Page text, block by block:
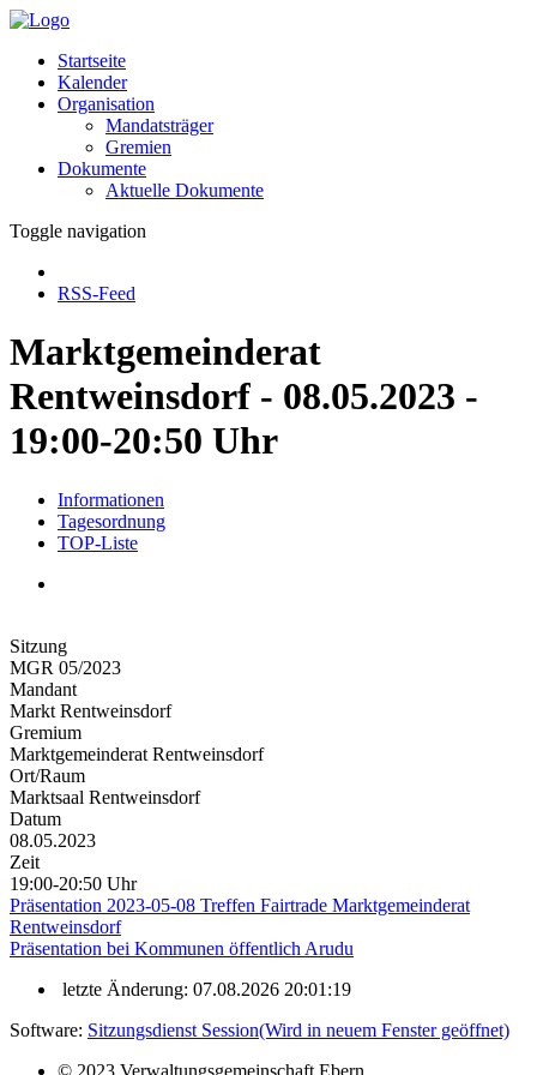
Startseite
Kalender
Organisation
Mandatsträger
Gremien
Dokumente
Aktuelle Dokumente
Toggle navigation
RSS-Feed
Marktgemeinderat
Rentweinsdorf - 08.05.2023 -
19:00-20:50 Uhr
Informationen
Tagesordnung
TOP-Liste
Sitzung
MGR 05/2023
Mandant
Markt Rentweinsdorf
Gremium
Marktgemeinderat Rentweinsdorf
Ort/Raum
Marktsaal Rentweinsdorf
Datum
08.05.2023
Zeit
19:00-20:50 Uhr
Präsentation 2023-05-08 Treffen Fairtrade Marktgemeinderat
Rentweinsdorf
Präsentation bei Kommunen öffentlich Arudu
letzte Änderung: 07.08.2026 20:01:19
Software: Sitzungsdienst Session(Wird in neuem Fenster geöffnet)
© 2023 Verwaltungsgemeinschaft Ebern